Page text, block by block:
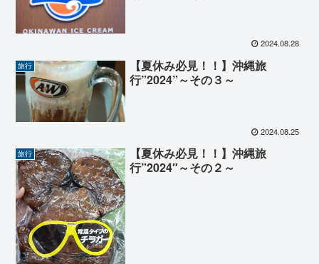
2024.08.28
旅行
【夏休み必見！！】沖縄旅
行”2024”～その３～
2024.08.25
旅行
【夏休み必見！！】沖縄旅
行”2024″～その２～